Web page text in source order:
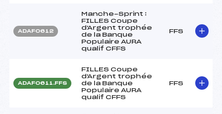
ADAF0612
Manche-Sprint :
FILLES Coupe
d'Argent trophée
de la Banque
Populaire AURA
qualif CFFS
FFS
ADAF0611.FFS
FILLES Coupe
d'Argent trophée
de la Banque
Populaire AURA
qualif CFFS
FFS